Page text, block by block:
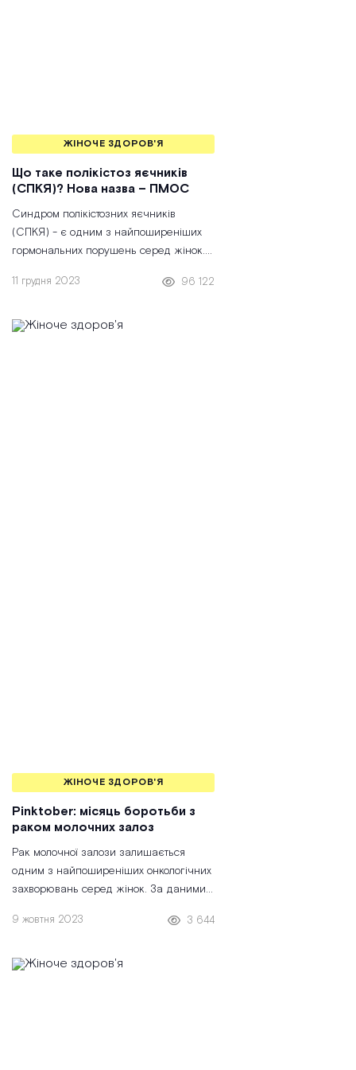
ЖІНОЧЕ ЗДОРОВ'Я
Що таке полікістоз яєчників
(СПКЯ)? Нова назва – ПМОС
Синдром полікістозних яєчників
(СПКЯ) - є одним з найпоширеніших
гормональних порушень серед жінок.
охорони здоров'я,
11 грудня 2023 96 122
ЖІНОЧЕ ЗДОРОВ'Я
Pinktober: місяць боротьби з
раком молочних залоз
Рак молочної залози залишається
одним з найпоширеніших онкологічних
захворювань серед жінок. За даними
9 жовтня 2023 3 644